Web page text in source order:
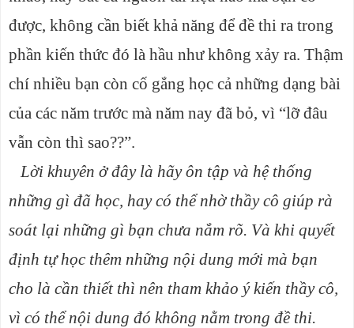
được, không cần biết khả năng để đề thi ra trong
phần kiến thức đó là hầu như không xảy ra. Thậm
chí nhiều bạn còn cố gắng học cả những dạng bài
của các năm trước mà năm nay đã bỏ, vì “lỡ đâu
vẫn còn thì sao??”.
Lời khuyên ở đây là hãy ôn tập và hệ thống
những gì đã học, hay có thể nhờ thầy cô giúp rà
soát lại những gì bạn chưa nắm rõ. Và khi quyết
định tự học thêm những nội dung mới mà bạn
cho là cần thiết thì nên tham khảo ý kiến thầy cô,
vì có thể nội dung đó không nằm trong đề thi.